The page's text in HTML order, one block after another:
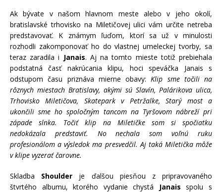
Ak bývate v našom hlavnom meste alebo v jeho okolí,
bratislavskétrhovisko na Miletičovej ulici vám určite netreba
predstavovať. K známym ľuďom, ktorí sa už v minulosti
rozhodli zakomponovať ho do vlastnej umeleckej tvorby, sa
teraz zaradila i Janais. Aj na tomto mieste totiž prebiehala
podstatná časť nakrúcania klipu, hoci speváčka Janais s
odstupom času priznáva mierne obavy: Klip sme točili na
rôznych miestach Bratislavy, akými sú Slavín, Palárikova ulica,
Trhovisko Miletičova, Skatepark v Petržalke, Starý most a
ukončili sme ho spoločným tancom na Tyršovom nábreží pri
západe slnka. Točiť klip na Miletičke som si spočiatku
nedokázala predstaviť. No nechala som voľnú ruku
profesionálom a výsledok ma presvedčil. Aj taká Miletička môže
v klipe vyzerať čarovne.
Skladba Shoulder je ďalšou piesňou z pripravovaného
štvrtého albumu, ktorého vydanie chystá
Janais spolu s